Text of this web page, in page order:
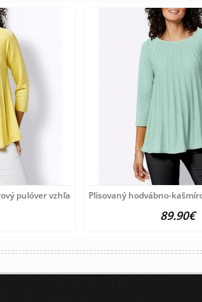
pulóver vzhľadom CréationPlisovaný hodvábno-
89.90€